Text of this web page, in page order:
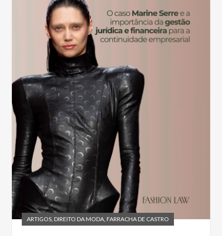
ARTIGOS, DIREITO DA MODA, FARRACHA DE CASTRO